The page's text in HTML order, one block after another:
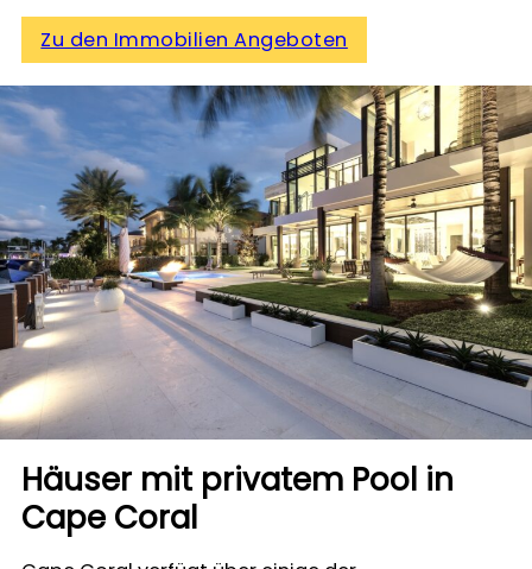
Zu den Immobilien Angeboten
Häuser mit privatem Pool in
Cape Coral